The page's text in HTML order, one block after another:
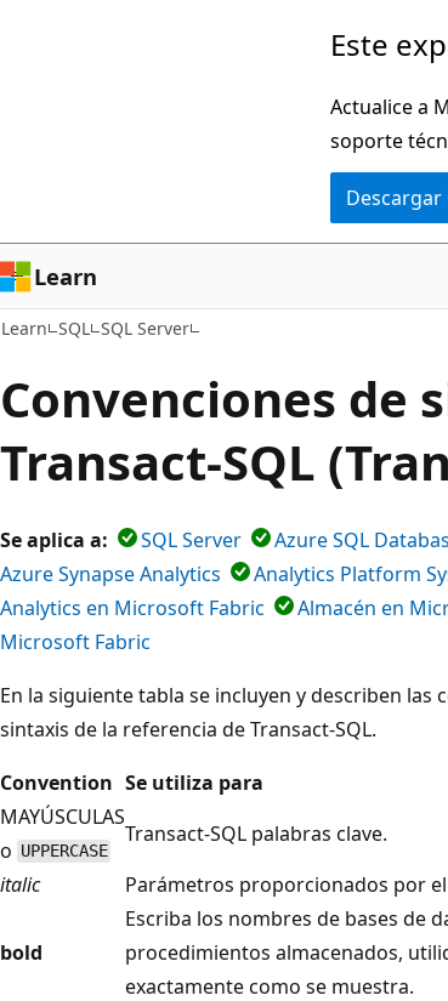
Este
Actualice a
soporte
Learn
Learn SQL SQL Server
Convenciones de
Transact-SQL
Se aplica a: SQL Server Azure SQL
Azure Synapse Analytics
Analytics Platform
Analytics en Microsoft Fabric
Almacén en
Microsoft Fabric
En la siguiente tabla se incluyen y describen
sintaxis de la referencia de Transact-SQL.
Convention Se utiliza para
MAYÚSCULAS
o UPPERCASE
Transact-SQL palabras clave.
italic
Parámetros proporcionados por
bold
Escriba los nombres de bases de
procedimientos almacenados,
exactamente como se muestra.